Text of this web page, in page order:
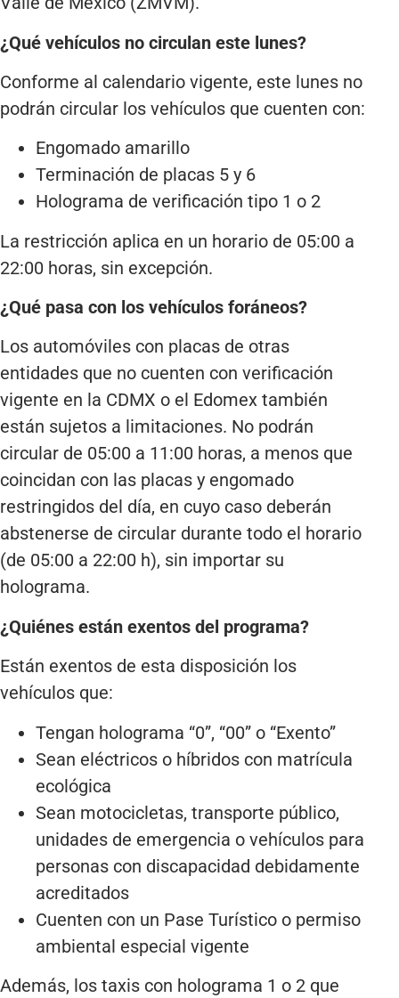
¿Qué vehículos no circulan este lunes?
Conforme al calendario vigente, este lunes no
podrán circular los vehículos que cuenten con:
Engomado amarillo
Terminación de placas 5 y 6
Holograma de verificación tipo 1 o 2
La restricción aplica en un horario de 05:00 a
22:00 horas, sin excepción.
¿Qué pasa con los vehículos foráneos?
Los automóviles con placas de otras
entidades que no cuenten con verificación
vigente en la CDMX o el Edomex también
están sujetos a limitaciones. No podrán
circular de 05:00 a 11:00 horas, a menos que
coincidan con las placas y engomado
restringidos del día, en cuyo caso deberán
abstenerse de circular durante todo el horario
(de 05:00 a 22:00 h), sin importar su
holograma.
¿Quiénes están exentos del programa?
Están exentos de esta disposición los
vehículos que:
Tengan holograma “0”, “00” o “Exento”
Sean eléctricos o híbridos con matrícula
ecológica
Sean motocicletas, transporte público,
unidades de emergencia o vehículos para
personas con discapacidad debidamente
acreditados
Cuenten con un Pase Turístico o permiso
ambiental especial vigente
Además, los taxis con holograma 1 o 2 que